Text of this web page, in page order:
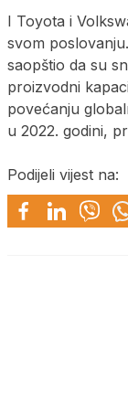
I Toyota i
svom
saopštio da su
proizvodni
povećanju
u 2022. godini,
Podijeli vijest na: